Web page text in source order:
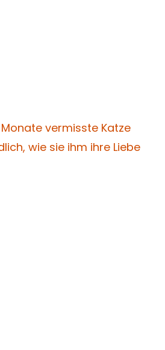
vermisste Katze
wie sie ihm ihre Liebe